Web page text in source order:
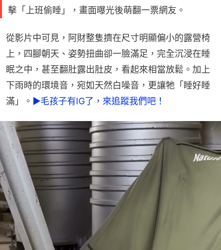
擊「上班偷睡」，畫面曝光後萌翻一票網友。
從影片中可見，阿財整隻擠在尺寸明顯偏小的露營椅
上，四腳朝天、姿勢扭曲卻一臉滿足，完全沉浸在睡
眠之中，甚至翻肚露出肚皮，看起來相當放鬆。加上
下雨時的環境音，宛如天然白噪音，更讓牠「睡好睡
滿」。 ►毛孩子有IG了，來追蹤我們吧！